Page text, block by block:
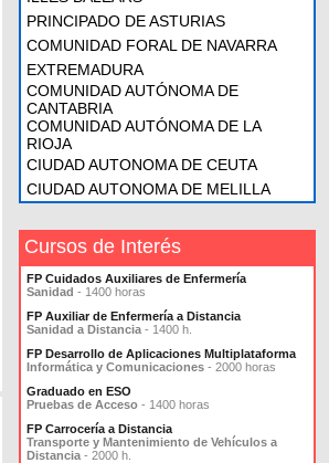
PRINCIPADO DE ASTURIAS
COMUNIDAD FORAL DE NAVARRA
EXTREMADURA
COMUNIDAD AUTÓNOMA DE
CANTABRIA
COMUNIDAD AUTÓNOMA DE LA
RIOJA
CIUDAD AUTONOMA DE CEUTA
CIUDAD AUTONOMA DE MELILLA
Cursos de Interés
FP Cuidados Auxiliares de Enfermería
Sanidad - 1400 horas
FP Auxiliar de Enfermería a Distancia
Sanidad a Distancia - 1400 h.
FP Desarrollo de Aplicaciones Multiplataforma
Informática y Comunicaciones - 2000 horas
Graduado en ESO
Pruebas de Acceso - 1400 horas
FP Carrocería a Distancia
Transporte y Mantenimiento de Vehículos a
Distancia - 2000 h.